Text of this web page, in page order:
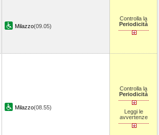
Milazzo(09.05)
Controlla la
Periodicità
Milazzo(08.55)
Controlla la
Periodicità
Leggi le
avvertenze